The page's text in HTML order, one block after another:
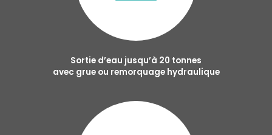
Sortie d’eau jusqu’à 20 tonnes
avec grue ou remorquage hydraulique